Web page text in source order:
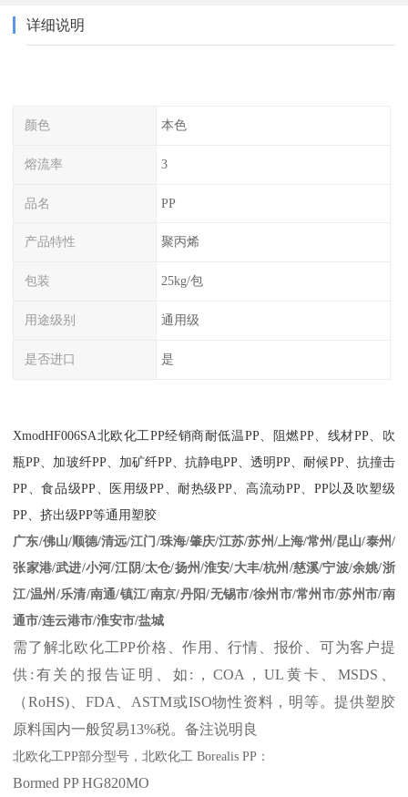
详细说明
颜色 本色
熔流率 3
品名 PP
产品特性 聚丙烯
包装 25kg/包
用途级别 通用级
是否进口 是
XmodHF006SA北欧化工PP经销商耐低温PP、阻燃PP、线材PP、吹
瓶PP、加玻纤PP、加矿纤PP、抗静电PP、透明PP、耐候PP、抗撞击
PP、食品级PP、医用级PP、耐热级PP、高流动PP、 PP以及吹塑级
PP、挤出级PP等通用塑胶
广东/佛山/顺德/清远/江门/珠海/肇庆/江苏/苏州/上海/常州/昆山/泰州/
张家港/武进/小河/江阴/太仓/扬州/淮安/大丰/杭州/慈溪/宁波/余姚/浙
江/温州/乐清/南通/镇江/南京/丹阳/无锡市/徐州市/常州市/苏州市/南
通市/连云港市/淮安市/盐城
需了解北欧化工PP价格、作用、行情、报价、可为客户提
供 : 有关的报告证明、如 : ， COA，UL 黄卡、 MSDS 、
（RoHS)、 FDA、ASTM或ISO物性资料，明等。提供塑胶
原料国内一般贸易13%税。备注说明良
北欧化工PP部分型号，北欧化工 Borealis PP ：
Bormed PPHG820MO